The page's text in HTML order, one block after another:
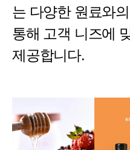
는 다양한 원료와
통해 고객 니즈에
제공합니다.